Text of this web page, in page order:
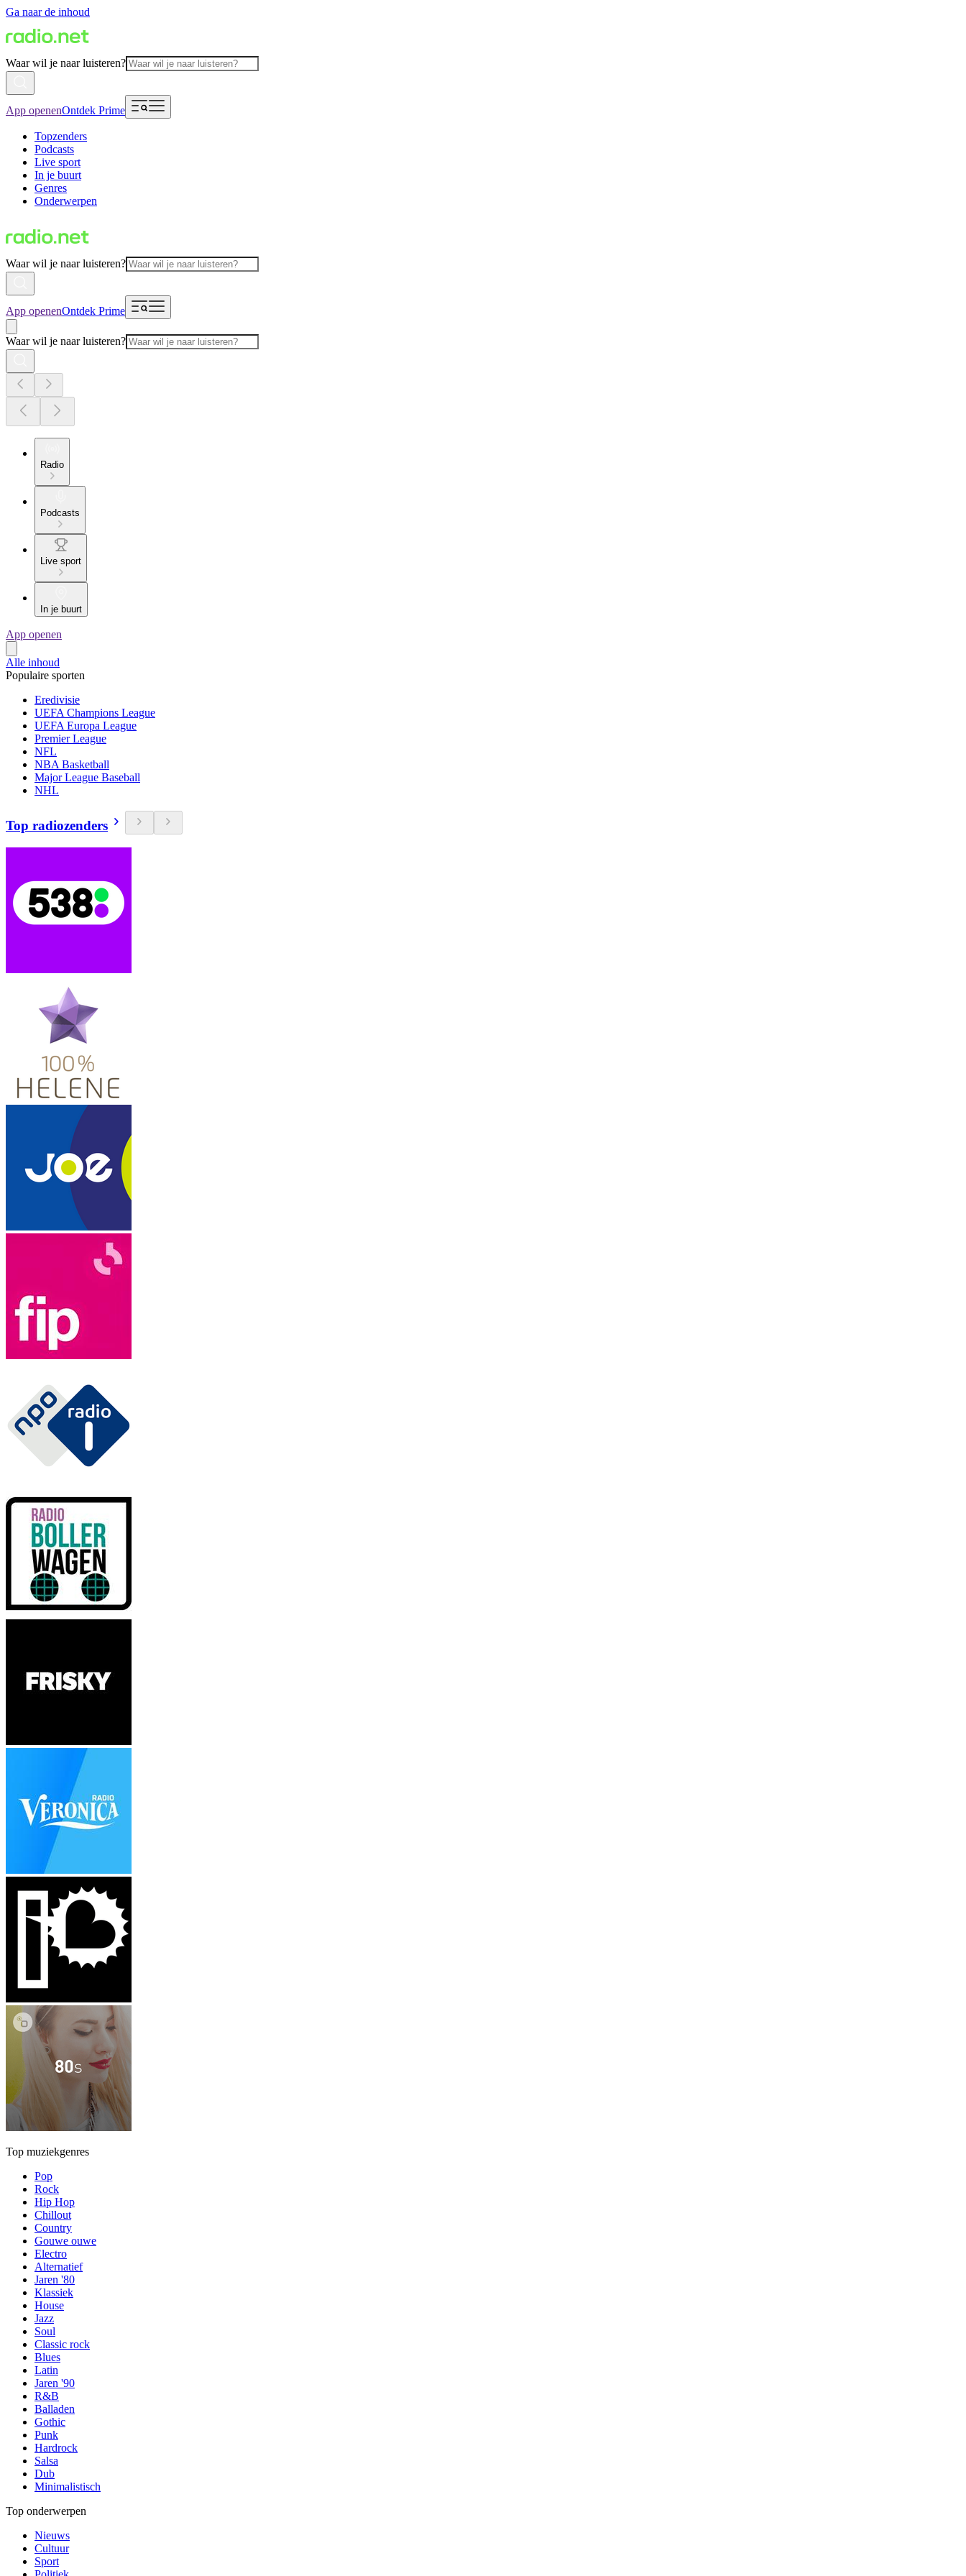
Ga naar de inhoud
Waar wil je naar luisteren?
App openenOntdek Prime
Topzenders
Podcasts
Live sport
In je buurt
Genres
Onderwerpen
Waar wil je naar luisteren?
App openenOntdek Prime
Waar wil je naar luisteren?
Radio
Podcasts
Live sport
In je buurt
App openen
Alle inhoud
Populaire sporten
Eredivisie
UEFA Champions League
UEFA Europa League
Premier League
NFL
NBA Basketball
Major League Baseball
NHL
Top radiozenders
Top muziekgenres
Pop
Rock
Hip Hop
Chillout
Country
Gouwe ouwe
Electro
Alternatief
Jaren '80
Klassiek
House
Jazz
Soul
Classic rock
Blues
Latin
Jaren '90
R&B
Balladen
Gothic
Punk
Hardrock
Salsa
Dub
Minimalistisch
Top onderwerpen
Nieuws
Cultuur
Sport